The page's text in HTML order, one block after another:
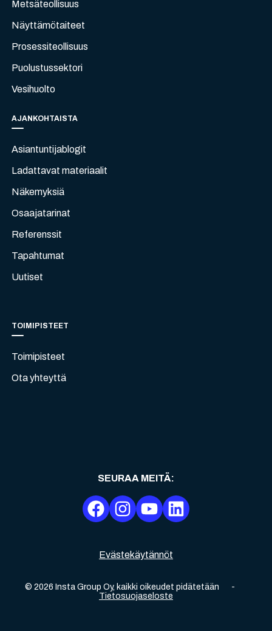
Metsäteollisuus
Näyttämötaiteet
Prosessiteollisuus
Puolustussektori
Vesihuolto
AJANKOHTAISTA
Asiantuntijablogit
Ladattavat materiaalit
Näkemyksiä
Osaajatarinat
Referenssit
Tapahtumat
Uutiset
TOIMIPISTEET
Toimipisteet
Ota yhteyttä
Evästekäytännöt
© 2026 Insta Group Oy, kaikki oikeudet pidätetään
-
Tietosuojaseloste
SEURAA MEITÄ: